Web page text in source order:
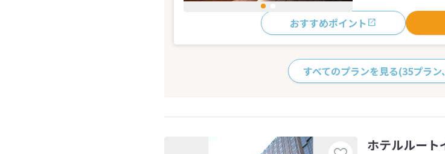
おすすめポイント
すべてのプランを見る(35プラ
ホテルルート